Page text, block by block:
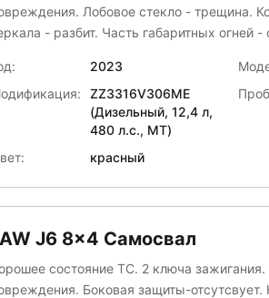
Лобовое стекло - трещина.
- разбит. Часть габаритных огней -
2023
ZZ3316V306ME
(Дизельный, 12,4 л,
480 л.с., МТ)
красный
J6 8x4 Самосвал
состояние ТС. 2 ключа
Боковая защиты-отсутсвует.